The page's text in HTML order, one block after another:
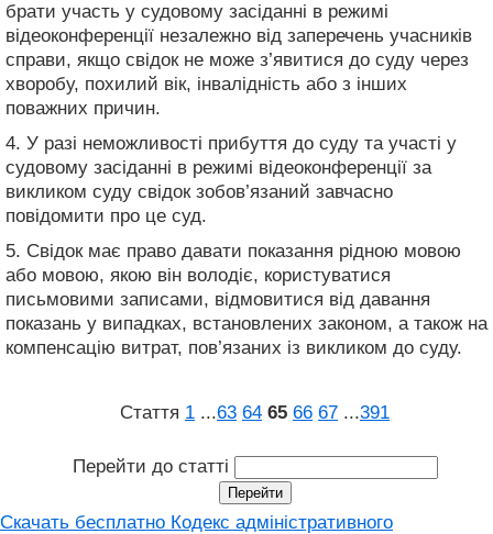
брати участь у судовому засіданні в режимі
відеоконференції незалежно від заперечень учасників
справи, якщо свідок не може з’явитися до суду через
хворобу, похилий вік, інвалідність або з інших
поважних причин.
4. У разі неможливості прибуття до суду та участі у
судовому засіданні в режимі відеоконференції за
викликом суду свідок зобов’язаний завчасно
повідомити про це суд.
5. Свідок має право давати показання рідною мовою
або мовою, якою він володіє, користуватися
письмовими записами, відмовитися від давання
показань у випадках, встановлених законом, а також на
компенсацію витрат, пов’язаних із викликом до суду.
Стаття 1 ...63 64 65 66 67 ...391
Перейти до статті
Скачать бесплатно Кодекс адміністративного